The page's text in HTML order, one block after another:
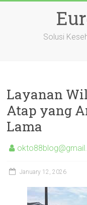
Solusi
Layanan
Atap yang
Lama
January 12, 2026